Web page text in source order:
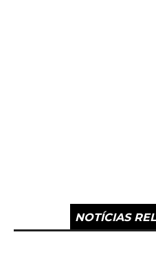
NOTÍCIAS